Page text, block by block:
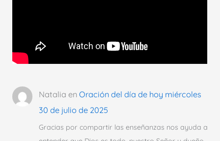
Natalia en Oración del día de hoy miércoles
30 de julio de 2025
Gracias por compartir las enseñanzas nos ayuda a